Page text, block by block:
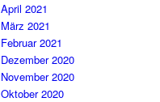
April 2021
März 2021
Februar 2021
Dezember 2020
November 2020
Oktober 2020